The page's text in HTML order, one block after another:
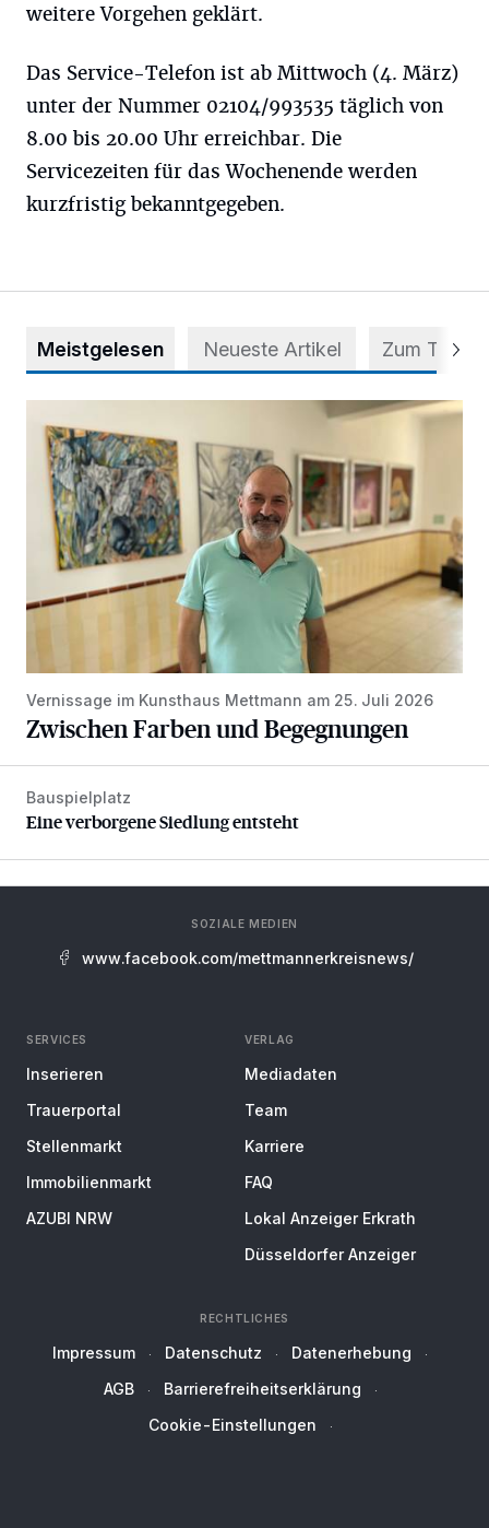
weitere Vorgehen geklärt.
Das Service-Telefon ist ab Mittwoch (4. März)
unter der Nummer 02104/993535 täglich von
8.00 bis 20.00 Uhr erreichbar. Die
Servicezeiten für das Wochenende werden
kurzfristig bekanntgegeben.
Meistgelesen Neueste Artikel Zum Thema
Vernissage im Kunsthaus Mettmann am 25. Juli 2026
Zwischen Farben und Begegnungen
Eine verborgene Siedlung entsteht
Bauspielplatz
Eine verborgene Siedlung entsteht
SOZIALE MEDIEN
www.facebook.com/mettmannerkreisnews/
SERVICES
Inserieren
Trauerportal
Stellenmarkt
Immobilienmarkt
AZUBI NRW
VERLAG
Mediadaten
Team
Karriere
FAQ
Lokal Anzeiger Erkrath
Düsseldorfer Anzeiger
RECHTLICHES
Impressum Datenschutz
Datenerhebung
AGB
Barrierefreiheitserklärung
Cookie-Einstellungen